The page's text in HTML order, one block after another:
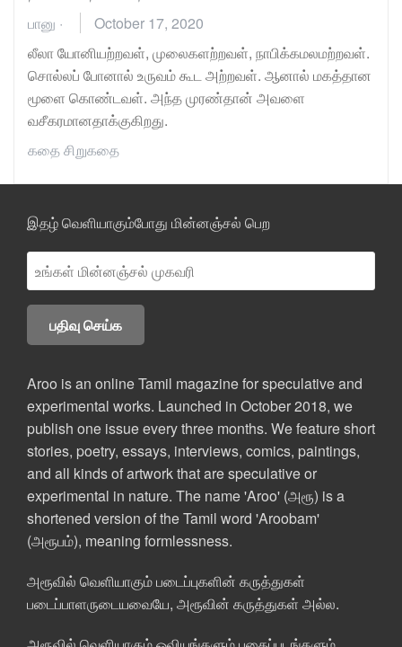
பானு ·
October 17, 2020
லீலா யோனியற்றவள், முலைகளற்றவள், நாபிக்கமலம‌ற்றவள்.
சொல்லப் போனால் உருவம் கூட அற்றவள். ஆனால் மகத்தான
மூளை கொண்டவள். அந்த முரண்தான் அவளை
வசீகரமானதாக்குகிறது.
கதைசிறுகதை
இதழ் வெளியாகும்போது மின்னஞ்சல் பெற
Aroo is an online Tamil magazine for speculative and
experimental works. Launched in October 2018, we
publish one issue every three months. We feature short
stories, poetry, essays, interviews, comics, paintings,
and all kinds of artwork that are speculative or
experimental in nature. The name 'Aroo' (அரூ) is a
shortened version of the Tamil word 'Aroobam'
(அரூபம்), meaning formlessness.
அரூவில் வெளியாகும் படைப்புகளின் கருத்துகள்
படைப்பாளருடையவையே, அரூவின் கருத்துகள் அல்ல.